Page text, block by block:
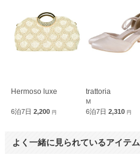
Hermoso luxe
6泊7日 2,200 円
trattoria
M
6泊7日2,310円
よく一緒に見られているアイテム